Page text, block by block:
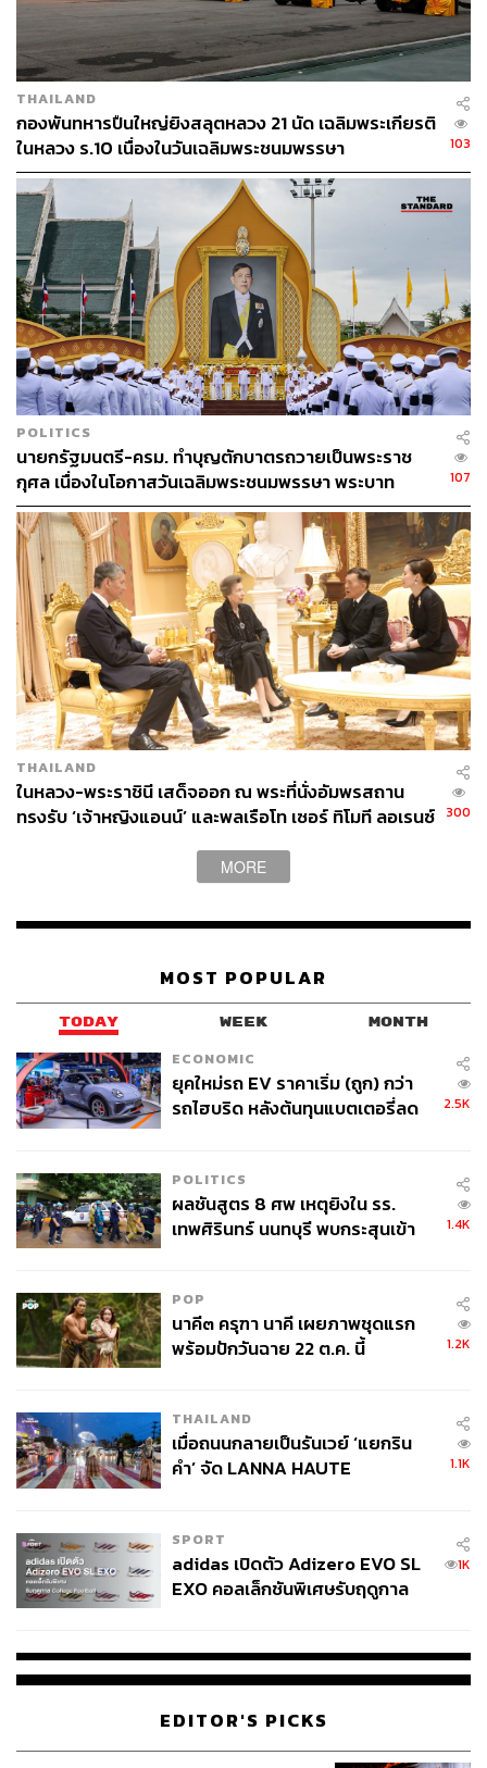
THAILAND
กองพันทหารปืนใหญ่ยิงสลุตหลวง 21 นัด เฉลิมพระเกียรติ
ในหลวง ร.10 เนื่องในวันเฉลิมพระชนมพรรษา
103
POLITICS
นายกรัฐมนตรี-ครม. ทำบุญตักบาตรถวายเป็นพระราช
กุศล เนื่องในโอกาสวันเฉลิมพระชนมพรรษา พระบาท
สมเด็จพระเจ้าอยู่หัว
107
THAILAND
ในหลวง-พระราชินี เสด็จออก ณ พระที่นั่งอัมพรสถาน
ทรงรับ ‘เจ้าหญิงแอนน์’ และพลเรือโท เซอร์ ทิโมที ลอเรนซ์
300
MORE
MOST POPULAR
TODAY WEEK MONTH
ECONOMIC
ยุคใหม่รถ EV ราคาเริ่ม (ถูก) กว่า
รถไฮบริด หลังต้นทุนแบตเตอรี่ลด
2.5K
POLITICS
ผลชันสูตร 8 ศพ เหตุยิงใน รร.
เทพศิรินทร์ นนทบุรี พบกระสุนเข้า
1.4K
POP
นาคี๓ ครุฑา นาคี เผยภาพชุดแรก
พร้อมปักวันฉาย 22 ต.ค. นี้
1.2K
THAILAND
เมื่อถนนกลายเป็นรันเวย์ ‘แยกริน
คำ’ จัด LANNA HAUTE
1.1K
SPORT
adidas เปิดตัว Adizero EVO SL
EXO คอลเล็กชันพิเศษรับฤดูกาล
1K
EDITOR'S PICKS